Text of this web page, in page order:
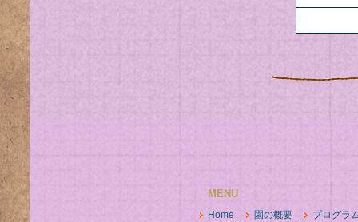
MENU
Home 園の概要
プログラ